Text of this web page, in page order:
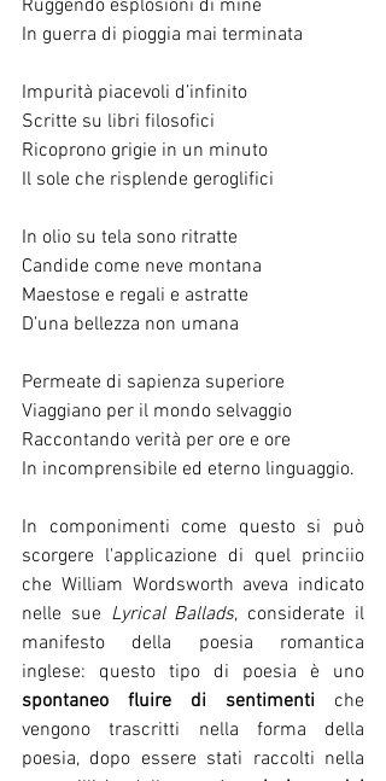
Ruggendo esplosioni di mine
In guerra di pioggia mai terminata
Impurità piacevoli d’infinito
Scritte su libri filosofici
Ricoprono grigie in un minuto
Il sole che risplende geroglifici
In olio su tela sono ritratte
Candide come neve montana
Maestose e regali e astratte
D’una bellezza non umana
Permeate di sapienza superiore
Viaggiano per il mondo selvaggio
Raccontando verità per ore e ore
In incomprensibile ed eterno linguaggio.
In componimenti come questo si può
scorgere l'applicazione di quel princiio
che William Wordsworth aveva indicato
nelle sue Lyrical Ballads, considerate il
manifesto della poesia romantica
spontaneo fluire di sentimenti che
vengono trascritti nella forma della
poesia, dopo essere stati raccolti nella